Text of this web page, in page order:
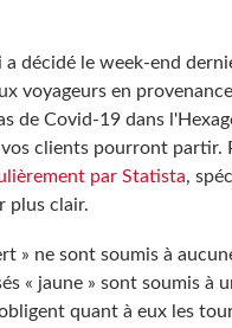
décidé le week-end
voyageurs en
de Covid-19 dans
clients pourront partir.
par Statista,
plus clair.
» ne sont soumis à
« jaune » sont soumis à
obligent quant à eux les